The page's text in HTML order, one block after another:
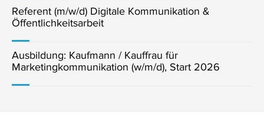
Referent (m/w/d) Digitale Kommunikation &
Öffentlichkeitsarbeit
Ausbildung: Kaufmann / Kauffrau für
Marketingkommunikation (w/m/d), Start 2026